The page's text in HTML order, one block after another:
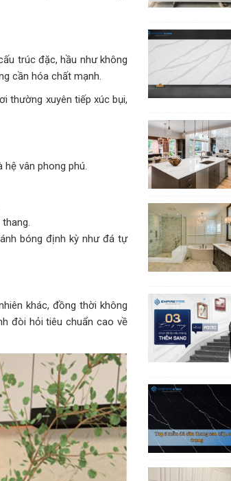
trúc đặc, hầu như không
cần hóa chất mạnh.
thường xuyên tiếp xúc bụi,
vân phong phú.
bóng định kỳ như đá tự
khác, đồng thời không
đòi hỏi tiêu chuẩn cao về